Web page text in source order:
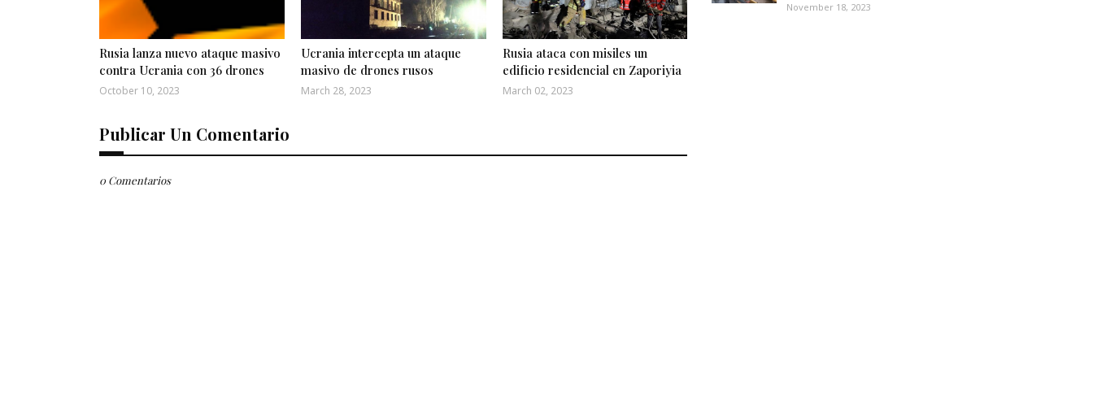
Rusia lanza nuevo ataque masivo
contra Ucrania con 36 drones
October 10, 2023
Ucrania intercepta un ataque
masivo de drones rusos
March 28, 2023
Rusia ataca con misiles un
edificio residencial en Zaporiyia
March 02, 2023
Publicar Un Comentario
0 Comentarios
November 18, 2023